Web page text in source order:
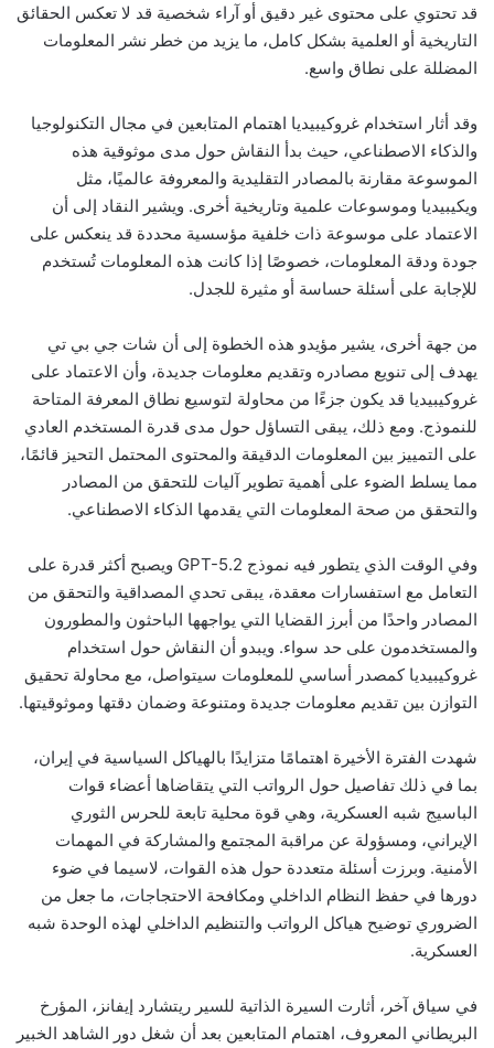
قد تحتوي على محتوى غير دقيق أو آراء شخصية قد لا تعكس الحقائق
التاريخية أو العلمية بشكل كامل، ما يزيد من خطر نشر المعلومات
المضللة على نطاق واسع.
وقد أثار استخدام غروكيبيديا اهتمام المتابعين في مجال التكنولوجيا
والذكاء الاصطناعي، حيث بدأ النقاش حول مدى موثوقية هذه
الموسوعة مقارنة بالمصادر التقليدية والمعروفة عالميًا، مثل
ويكيبيديا وموسوعات علمية وتاريخية أخرى. ويشير النقاد إلى أن
الاعتماد على موسوعة ذات خلفية مؤسسية محددة قد ينعكس على
جودة ودقة المعلومات، خصوصًا إذا كانت هذه المعلومات تُستخدم
للإجابة على أسئلة حساسة أو مثيرة للجدل.
من جهة أخرى، يشير مؤيدو هذه الخطوة إلى أن شات جي بي تي
يهدف إلى تنويع مصادره وتقديم معلومات جديدة، وأن الاعتماد على
غروكيبيديا قد يكون جزءًا من محاولة لتوسيع نطاق المعرفة المتاحة
للنموذج. ومع ذلك، يبقى التساؤل حول مدى قدرة المستخدم العادي
على التمييز بين المعلومات الدقيقة والمحتوى المحتمل التحيز قائمًا،
مما يسلط الضوء على أهمية تطوير آليات للتحقق من المصادر
والتحقق من صحة المعلومات التي يقدمها الذكاء الاصطناعي.
وفي الوقت الذي يتطور فيه نموذج GPT-5.2 ويصبح أكثر قدرة على
التعامل مع استفسارات معقدة، يبقى تحدي المصداقية والتحقق من
المصادر واحدًا من أبرز القضايا التي يواجهها الباحثون والمطورون
والمستخدمون على حد سواء. ويبدو أن النقاش حول استخدام
غروكيبيديا كمصدر أساسي للمعلومات سيتواصل، مع محاولة تحقيق
التوازن بين تقديم معلومات جديدة ومتنوعة وضمان دقتها وموثوقيتها.
شهدت الفترة الأخيرة اهتمامًا متزايدًا بالهياكل السياسية في إيران،
بما في ذلك تفاصيل حول الرواتب التي يتقاضاها أعضاء قوات
الباسيج شبه العسكرية، وهي قوة محلية تابعة للحرس الثوري
الإيراني، ومسؤولة عن مراقبة المجتمع والمشاركة في المهمات
الأمنية. وبرزت أسئلة متعددة حول هذه القوات، لاسيما في ضوء
دورها في حفظ النظام الداخلي ومكافحة الاحتجاجات، ما جعل من
الضروري توضيح هياكل الرواتب والتنظيم الداخلي لهذه الوحدة شبه
العسكرية.
في سياق آخر، أثارت السيرة الذاتية للسير ريتشارد إيفانز، المؤرخ
البريطاني المعروف، اهتمام المتابعين بعد أن شغل دور الشاهد الخبير